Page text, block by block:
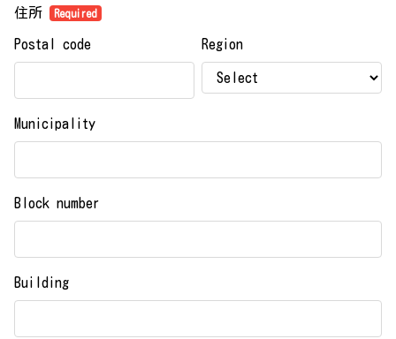
住所 Required
Postal code Region
Municipality
Block number
Building